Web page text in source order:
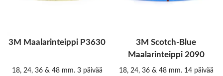
3M Maalarinteippi P3630
18, 24, 36 & 48 mm. 3 päivää
3M Scotch-Blue
Maalarinteippi 2090
18, 24, 36 & 48 mm. 14 päivää